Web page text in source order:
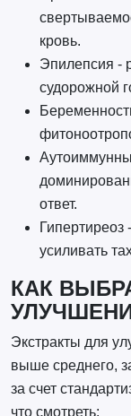
кровь.
Эпилепсия -
судорожной
ответ.
усиливать
КАК
Экстракты для
выше среднего,
за счет
что смотреть: